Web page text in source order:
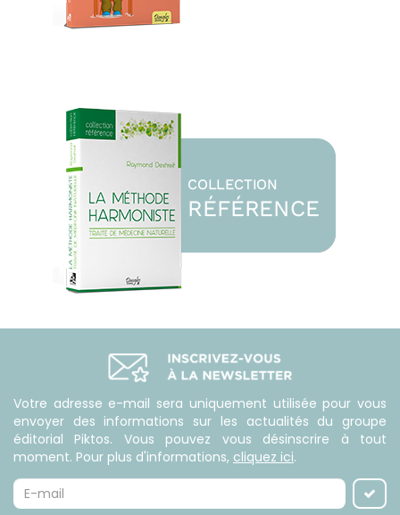
Votre adresse e-mail sera uniquement utilisée pour vous
envoyer des informations sur les actualités du groupe
éditorial Piktos. Vous pouvez vous désinscrire à tout
moment. Pour plus d'informations, cliquez ici.